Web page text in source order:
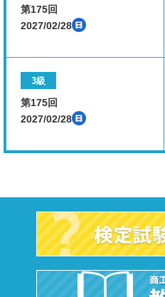
第175回
2027/02/28
3級
第175回
2027/02/28